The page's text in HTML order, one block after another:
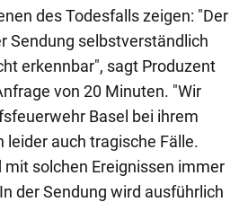
des Todesfalls zeigen: "Der
Sendung selbstverständlich
erkennbar", sagt Produzent
von 20 Minuten. "Wir
Basel bei ihrem
leider auch tragische Fälle.
solchen Ereignissen immer
der Sendung wird ausführlich